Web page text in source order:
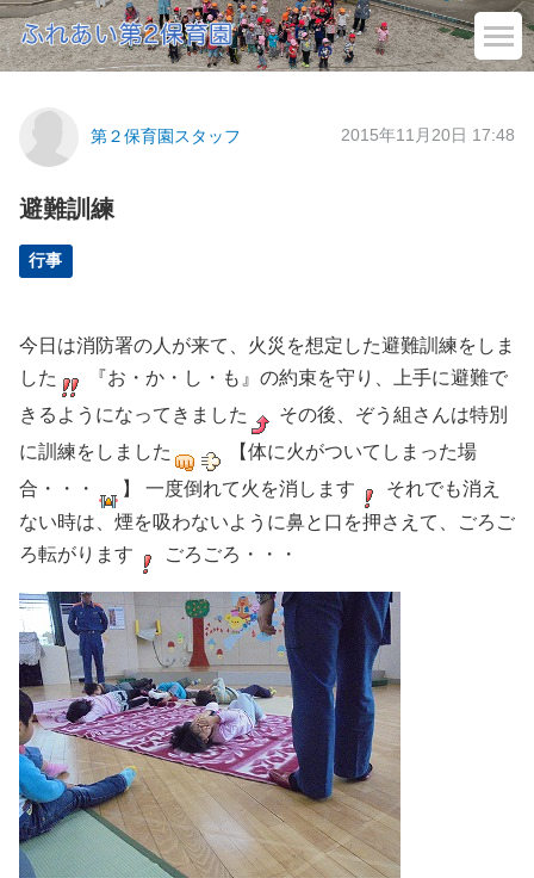
第２保育園スタッフ 2015年11月20日 17:48
避難訓練
行事
今日は消防署の人が来て、火災を想定した避難訓練をしま
した
『お・か・し・も』の約束を守り、上手に避難で
きるようになってきました
その後、ぞう組さんは特別
に訓練をしました
【体に火がついてしまった場
合・・・
】 一度倒れて火を消します
それでも消え
ない時は、煙を吸わないように鼻と口を押さえて、ごろご
ろ転がります
ごろごろ・・・